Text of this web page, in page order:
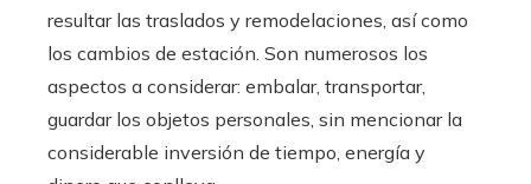
resultar las traslados y remodelaciones, así como
los cambios de estación. Son numerosos los
aspectos a considerar: embalar, transportar,
guardar los objetos personales, sin mencionar la
considerable inversión de tiempo, energía y